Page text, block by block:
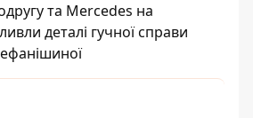
та Mercedes на
деталі гучної справи